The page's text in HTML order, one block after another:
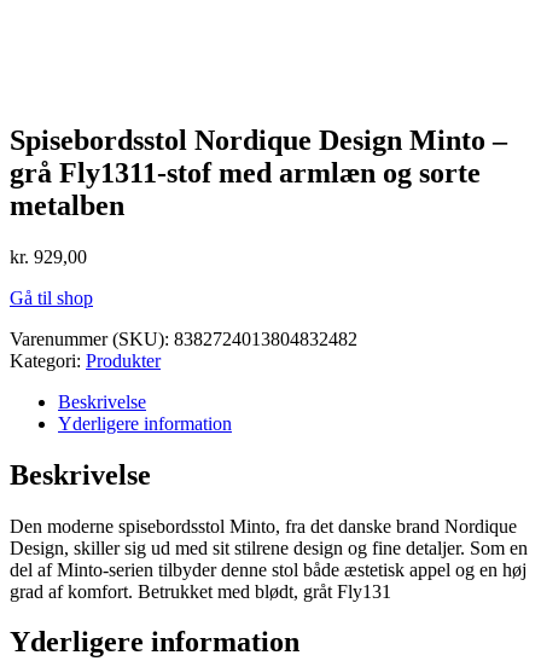
Spisebordsstol Nordique Design Minto –
grå Fly1311-stof med armlæn og sorte
metalben
kr. 929,00
Gå til shop
Varenummer (SKU): 8382724013804832482
Kategori: Produkter
Beskrivelse
Yderligere information
Beskrivelse
Den moderne spisebordsstol Minto, fra det danske brand Nordique
Design, skiller sig ud med sit stilrene design og fine detaljer. Som en
del af Minto-serien tilbyder denne stol både æstetisk appel og en høj
grad af komfort. Betrukket med blødt, gråt Fly131
Yderligere information